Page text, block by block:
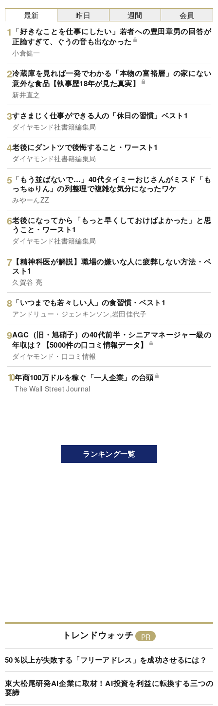
最新
「好きなことを仕事にしたい」若者への豊田章男の回答が
正論すぎて、ぐうの音も出なかった
小倉健一
冷蔵庫を見れば一発でわかる「本物の富裕層」の家にない
意外な食品【執事歴18年が見た真実】
新井直之
すさまじく仕事ができる人の「休日の習慣」ベスト1
ダイヤモンド社書籍編集局
老後にダントツで後悔すること・ワースト1
ダイヤモンド社書籍編集局
「もう並ばないで…」40代タイミーおじさんがミスド「も
っちゅりん」の列整理で複雑な気分になったワケ
みやーんZZ
老後になってから「もっと早くしておけばよかった」と思
うこと・ワースト1
ダイヤモンド社書籍編集局
【精神科医が解説】職場の嫌いな人に疲弊しない方法・ベ
スト1
久賀谷 亮
「いつまでも若々しい人」の食習慣・ベスト1
アンドリュー・ジェンキンソン,岩田佳代子
AGC（旧・旭硝子）の40代前半・シニアマネージャー級の
年収は？【5000件の口コミ情報データ】
ダイヤモンド・口コミ情報
年商100万ドルを稼ぐ「一人企業」の台頭
The Wall Street Journal
昨日 週間 会員
ランキング一覧
トレンドウォッチ
50％以上が失敗する「フリーアドレス」を成功させるには？
東大松尾研発AI企業に取材！AI投資を利益に転換する三つの
要諦